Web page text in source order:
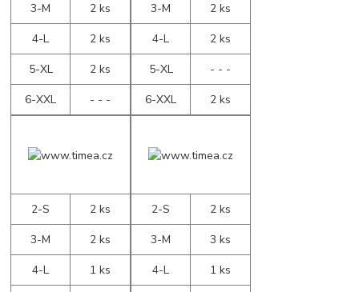
3-M
2 ks
4-L
2 ks
5-XL
2 ks
6-XXL
- - -
3-M
2 ks
4-L
2 ks
5-XL
- - -
6-XXL
2 ks
2-S
2 ks
3-M
2 ks
4-L
1 ks
2-S
2 ks
3-M
3 ks
4-L
1 ks